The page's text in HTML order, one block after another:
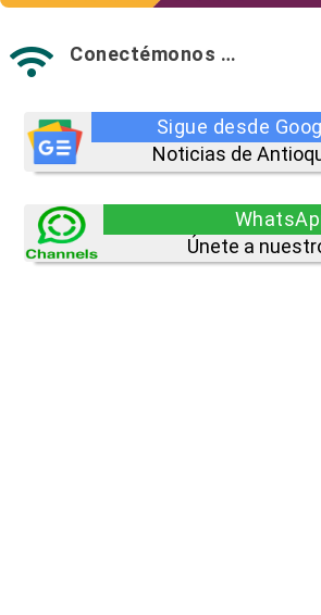
 Conectémonos …
Sigue desde
Noticias de
Únete a